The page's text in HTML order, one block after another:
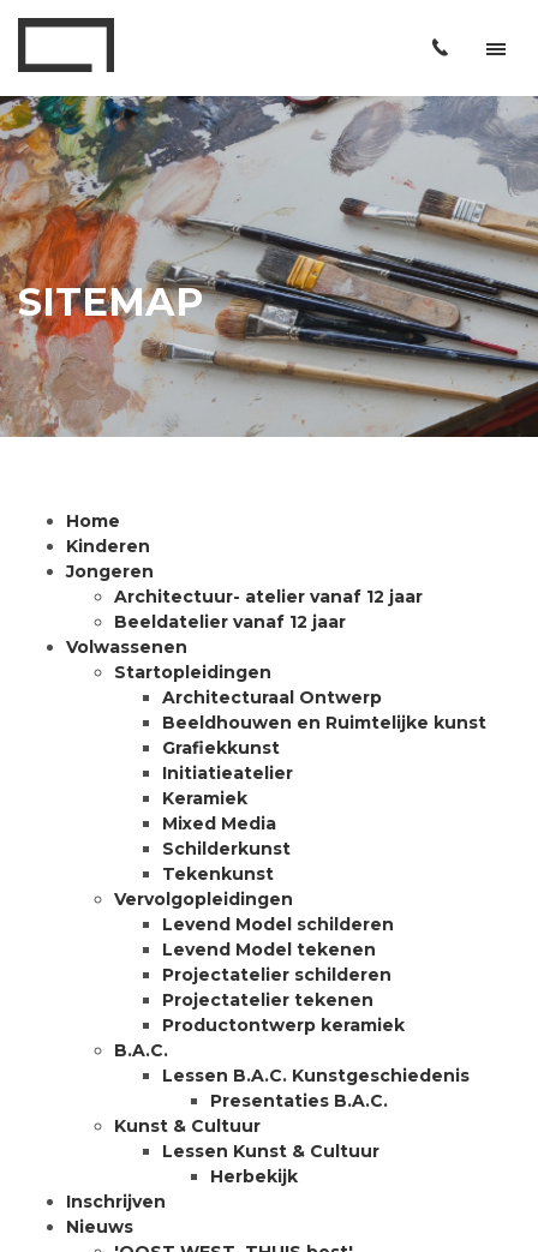
SITEMAP
Home
Kinderen
Jongeren
Architectuur- atelier vanaf 12 jaar
Beeldatelier vanaf 12 jaar
Volwassenen
Startopleidingen
Architecturaal Ontwerp
Beeldhouwen en Ruimtelijke kunst
Grafiekkunst
Initiatieatelier
Keramiek
Mixed Media
Schilderkunst
Tekenkunst
Vervolgopleidingen
Levend Model schilderen
Levend Model tekenen
Projectatelier schilderen
Projectatelier tekenen
Productontwerp keramiek
B.A.C.
Lessen B.A.C. Kunstgeschiedenis
Presentaties B.A.C.
Kunst & Cultuur
Lessen Kunst & Cultuur
Herbekijk
Inschrijven
Nieuws